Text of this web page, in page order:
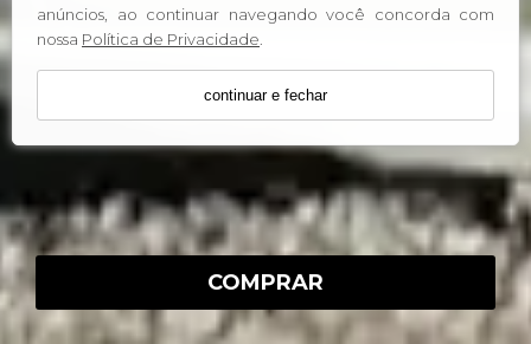
anúncios, ao continuar navegando você concorda com
nossa Política de Privacidade
continuar e fechar
COMPRAR